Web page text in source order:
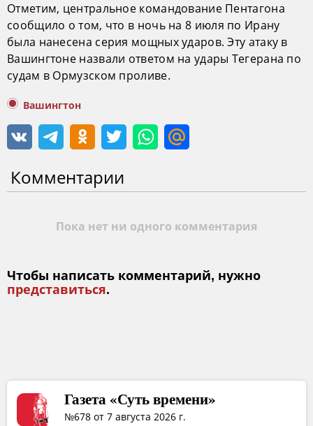
Отметим, центральное командование Пентагона
сообщило о том, что в ночь на 8 июля по Ирану
была нанесена серия мощных ударов. Эту атаку в
Вашингтоне назвали ответом на удары Тегерана по
судам в Ормузском проливе.
Вашингтон
Комментарии
Пока нет ни одного комментария
Чтобы написать комментарий, нужно
представиться.
Газета «Суть времени»
№678 от 7 августа 2026 г.